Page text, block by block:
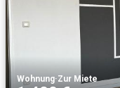
Wohnung·Zur Miete